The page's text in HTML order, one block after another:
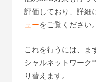
評価しており、詳細
ューをご覧ください。
これを行うには、ま
シャルネットワーク
り替えます。